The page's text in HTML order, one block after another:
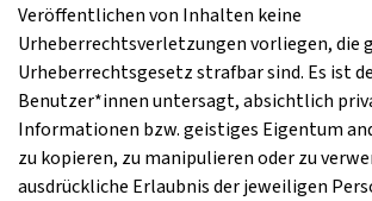
Veröffentlichen von Inhalten keine
Urheberrechtsverletzungen vorliegen, die
Urheberrechtsgesetz strafbar sind. Es ist
Benutzer*innen untersagt, absichtlich
Informationen bzw. geistiges Eigentum
zu kopieren, zu manipulieren oder zu
ausdrückliche Erlaubnis der jeweiligen